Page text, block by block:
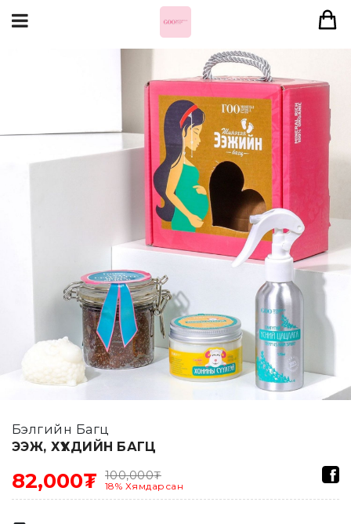
Бэлгийн Багц
ЭЭЖ, ХҮҮХДИЙН БАГЦ
82,000₮ 100,000₮
18% Хямдарсан